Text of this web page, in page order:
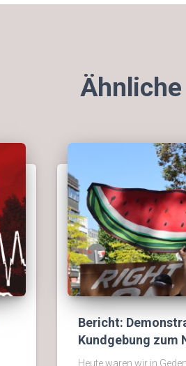
Bericht:
Kundgebung zum
Heute waren wir in